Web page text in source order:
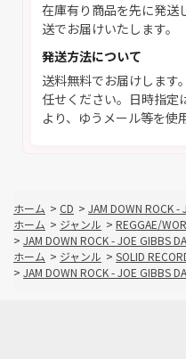
在庫有り商品を先に発送
送でお届けいたします。
発送方法について
送料無料でお届けします
任せください。日時指定
より、ゆうメール等を使
ホーム > CD > JAM DOWN ROCK -
ホーム > ジャンル > REGGAE/
> JAM DOWN ROCK - JOE GIBBS
ホーム > ジャンル > SOLID
> JAM DOWN ROCK - JOE GIBBS